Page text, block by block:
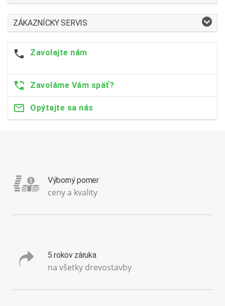
ZÁKAZNÍCKY SERVIS
Zavolajte nám
Zavoláme Vám späť?
Opýtajte sa nás
Výborný pomer
ceny a kvality
5 rokov záruka
na všetky drevostavby